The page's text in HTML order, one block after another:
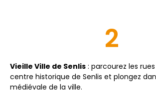
2
Vieille Ville de Senlis : parcourez les
centre historique de Senlis et plongez
médiévale de la ville.